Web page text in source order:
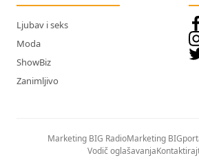
Ljubav i seks
Moda
ShowBiz
Zanimljivo
Marketing BIG RadioMarketing
Vodič oglašavanja